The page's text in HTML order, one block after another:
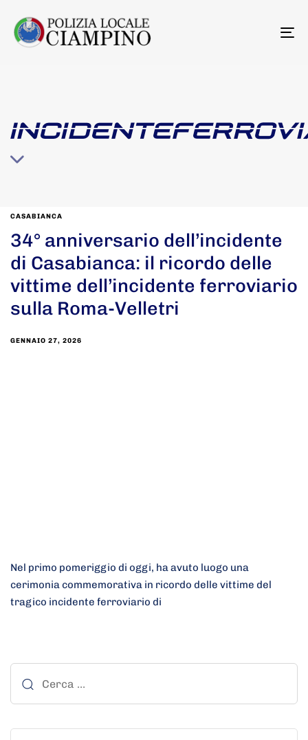
CASABIANCA
34° anniversario dell’incidente
di Casabianca: il ricordo delle
vittime dell’incidente ferroviario
sulla Roma-Velletri
GENNAIO 27, 2026
Nel primo pomeriggio di oggi, ha avuto luogo una
cerimonia commemorativa in ricordo delle vittime del
tragico incidente ferroviario di